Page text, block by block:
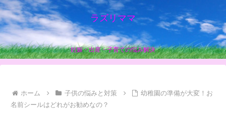
ラズリママ
妊娠・出産・子育ての悩み解決
ホーム 子供の悩みと対策
幼稚園の準備が大変！お
名前シールはどれがお勧めなの？